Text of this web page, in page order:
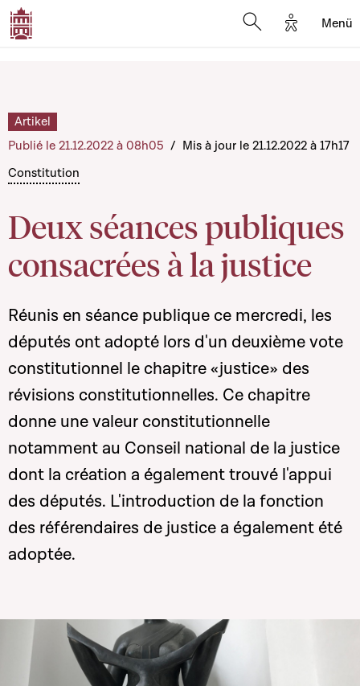
Options
Menü
Constitution
Deux séances publiques
consacrées à la justice
Artikel
Publié le 21.12.2022 à 08h05 / Mis à jour le 21.12.2022 à 17h17
Réunis en séance publique ce mercredi, les
députés ont adopté lors d'un deuxième vote
constitutionnel le chapitre «justice» des
révisions constitutionnelles. Ce chapitre
donne une valeur constitutionnelle
notamment au Conseil national de la justice
dont la création a également trouvé l'appui
des députés. L'introduction de la fonction
des référendaires de justice a également été
adoptée.